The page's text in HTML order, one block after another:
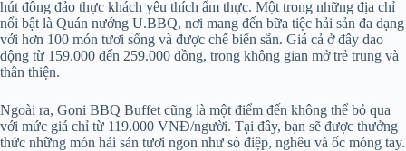
hút đông đảo thực khách yêu thích ẩm thực. Một trong những địa chỉ
nổi bật là Quán nướng U.BBQ, nơi mang đến bữa tiệc hải sản đa dạng
với hơn 100 món tươi sống và được chế biến sẵn. Giá cả ở đây dao
động từ 159.000 đến 259.000 đồng, trong không gian mở trẻ trung và
thân thiện.
Ngoài ra, Goni BBQ Buffet cũng là một điểm đến không thể bỏ qua
với mức giá chỉ từ 119.000 VNĐ/người. Tại đây, bạn sẽ được thưởng
thức những món hải sản tươi ngon như sò điệp, nghêu và ốc móng tay.